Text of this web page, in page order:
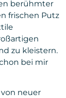
berühmter
frischen Putz
zu kleistern.
bei mir
von neuer